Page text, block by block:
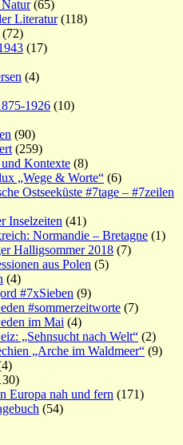
(65)
Literatur(118)
(72)
(17)
(4)
1926 (10)
(90)
(259)
Kontexte (8)
„Wege & Worte“ (6)
Ostseeküste #7tage – #7zeilen
Inselzeiten (41)
Normandie – Bretagne (1)
Halligsommer 2018 (7)
aus Polen (5)
(4)
#7xSieben (9)
#sommerzeitworte (7)
im Mai (4)
„Sehnsucht nach Welt“ (2)
„Arche im Waldmeer“ (9)
Europa nah und fern (171)
(54)